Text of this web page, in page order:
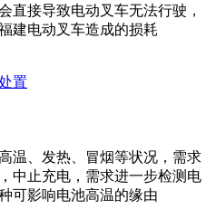
直接导致电动叉车无法行驶，
建电动叉车造成的损耗
温、发热、冒烟等状况，需求
中止充电，需求进一步检测电
可影响电池高温的缘由